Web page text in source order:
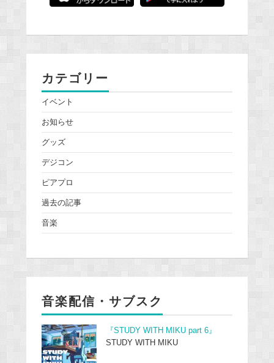
カテゴリー
イベント
お知らせ
グッズ
デジコン
ピアプロ
過去の記事
音楽
音楽配信・サブスク
『STUDY WITH MIKU part 6』
STUDY WITH MIKU